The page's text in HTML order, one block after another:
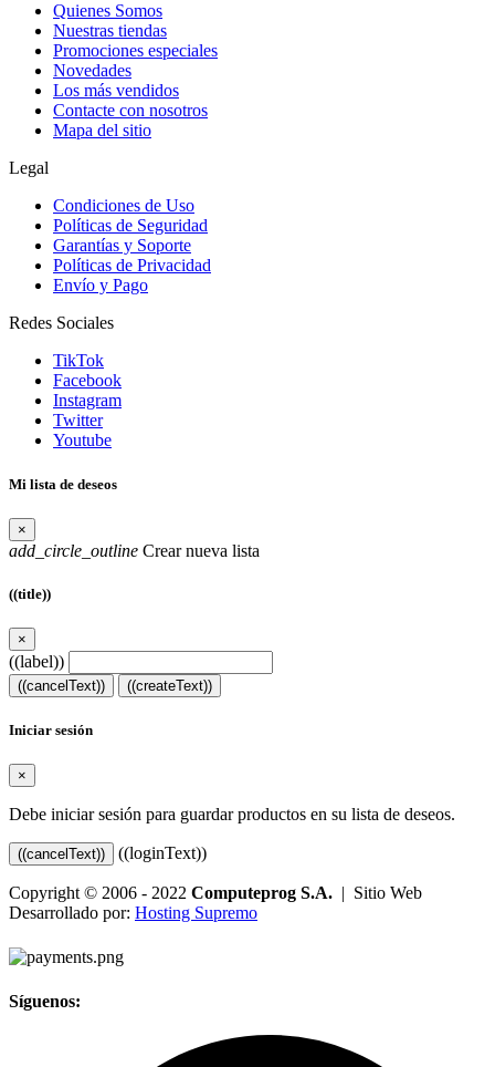
Quienes Somos
Nuestras tiendas
Promociones especiales
Novedades
Los más vendidos
Contacte con nosotros
Mapa del sitio
Legal
Condiciones de Uso
Políticas de Seguridad
Garantías y Soporte
Políticas de Privacidad
Envío y Pago
Redes Sociales
TikTok
Facebook
Instagram
Twitter
Youtube
Mi lista de deseos
×
add_circle_outline Crear nueva lista
((title))
×
((label))
((cancelText)) ((createText))
Iniciar sesión
×
Debe iniciar sesión para guardar productos en su lista de deseos.
((cancelText)) ((loginText))
Copyright © 2006 - 2022 Computeprog S.A. | Sitio Web
Desarrollado por: Hosting Supremo
Síguenos: